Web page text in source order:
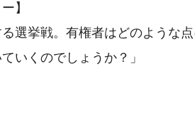
】
る選挙戦。有権者はどのような
いくのでしょうか？」